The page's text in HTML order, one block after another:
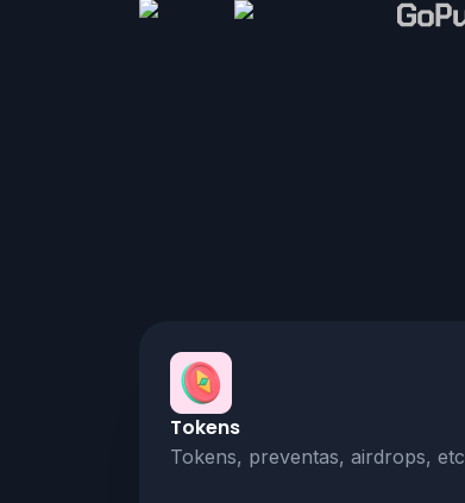
Tokens
Tokens, preventas, airdrops, etc